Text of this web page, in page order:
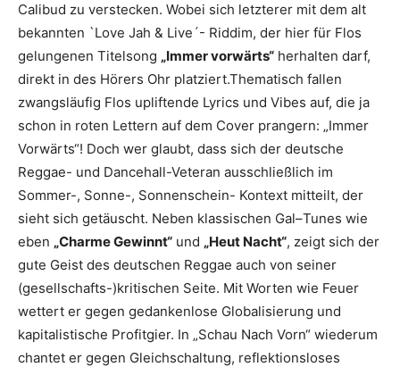
Calibud zu verstecken. Wobei sich letzterer mit dem alt
bekannten `Love Jah & Live´- Riddim, der hier für Flos
gelungenen Titelsong „Immer vorwärts“ herhalten darf,
direkt in des Hörers Ohr platziert.Thematisch fallen
zwangsläufig Flos upliftende Lyrics und Vibes auf, die ja
schon in roten Lettern auf dem Cover prangern: „Immer
Vorwärts“! Doch wer glaubt, dass sich der deutsche
Reggae- und Dancehall-Veteran ausschließlich im
Sommer-, Sonne-, Sonnenschein- Kontext mitteilt, der
sieht sich getäuscht. Neben klassischen Gal–Tunes wie
eben „Charme Gewinnt“ und „Heut Nacht“, zeigt sich der
gute Geist des deutschen Reggae auch von seiner
(gesellschafts-)kritischen Seite. Mit Worten wie Feuer
wettert er gegen gedankenlose Globalisierung und
kapitalistische Profitgier. In „Schau Nach Vorn“ wiederum
chantet er gegen Gleichschaltung, reflektionsloses